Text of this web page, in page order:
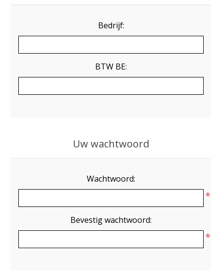
Bedrijf:
BTW BE:
Uw wachtwoord
Wachtwoord:
*
Bevestig wachtwoord:
*